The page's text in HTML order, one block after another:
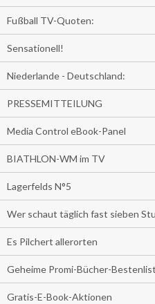
Fußball TV-Quoten:
Sensationell!
Niederlande - Deutschland:
PRESSEMITTEILUNG
Media Control eBook-Panel
BIATHLON-WM im TV
Lagerfelds N°5
Wer schaut täglich fast sieben
Es Pilchert allerorten
Geheime Promi-Bücher-
Gratis-E-Book-Aktionen